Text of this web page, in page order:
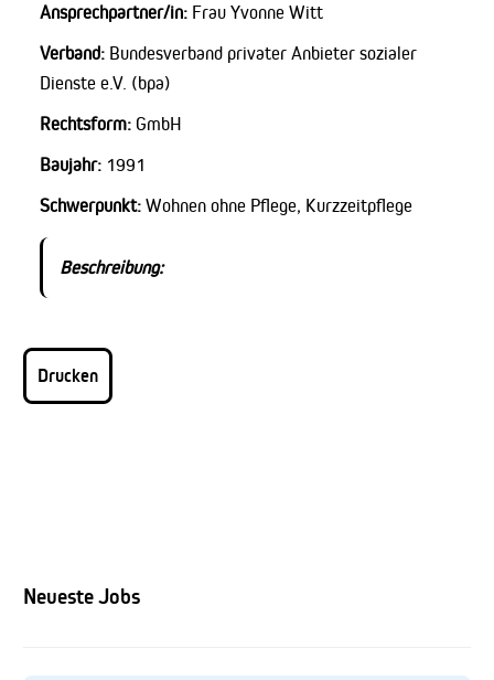
Ansprechpartner/in: Frau Yvonne Witt
Verband: Bundesverband privater Anbieter sozialer
Dienste e.V. (bpa)
Rechtsform: GmbH
Baujahr: 1991
Schwerpunkt: Wohnen ohne Pflege, Kurzzeitpflege
Beschreibung:
Drucken
Neueste Jobs